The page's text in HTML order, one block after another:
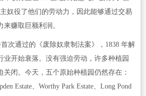
奴役了他们的劳动力，因此能够通过交易
赚取巨额利润。
次通过的《废除奴隶制法案》，1838 年解
业开始衰落。没有强迫劳动，许多种植园
关闭。今天，五个原始种植园仍然存在：
Estate、Worthy Park Estate、Long Pond